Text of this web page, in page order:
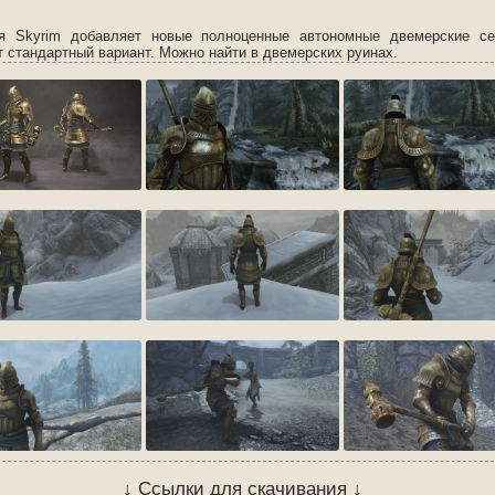
Skyrim добавляет новые полноценные автономные двемерские
стандартный вариант. Можно найти в двемерских руинах.
↓ Ссылки для скачивания ↓